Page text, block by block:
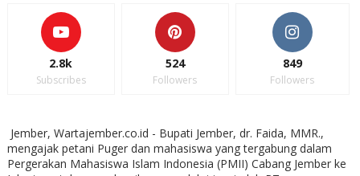
2.8k
Subscribes
524
Followers
849
Followers
Jember, Wartajember.co.id - Bupati Jember, dr. Faida, MMR.,
mengajak petani Puger dan mahasiswa yang tergabung dalam
Pergerakan Mahasiswa Islam Indonesia (PMII) Cabang Jember ke